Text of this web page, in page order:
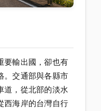
要輸出國，卻也有
。交通部與各縣市
道，從北部的淡水
西海岸的台灣自行